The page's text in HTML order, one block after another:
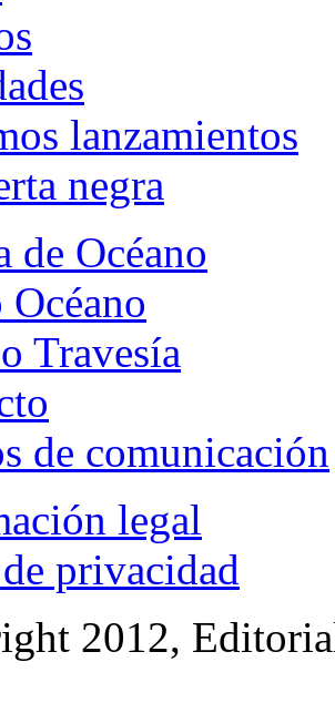
lanzamientos
negra
de Océano
Travesía
de comunicación
legal
privacidad
2012,